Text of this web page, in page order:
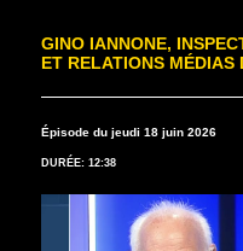
GINO IANNONE,
ET RELATIONS MÉDIAS
Épisode du jeudi 18 juin 2026
DURÉE: 12:38